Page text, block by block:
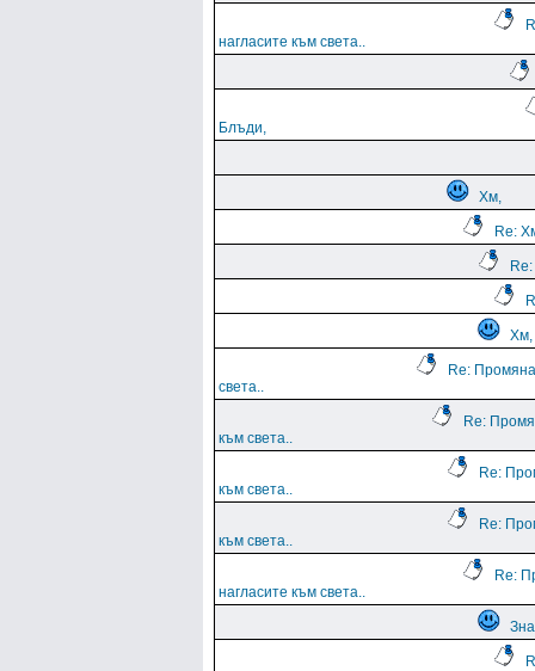
нагласите към света..
Блъди,
Хм,
Re:
Хм,
Re:
света..
Re:
към света..
Re:
към света..
Re:
към света..
Re:
нагласите към света..